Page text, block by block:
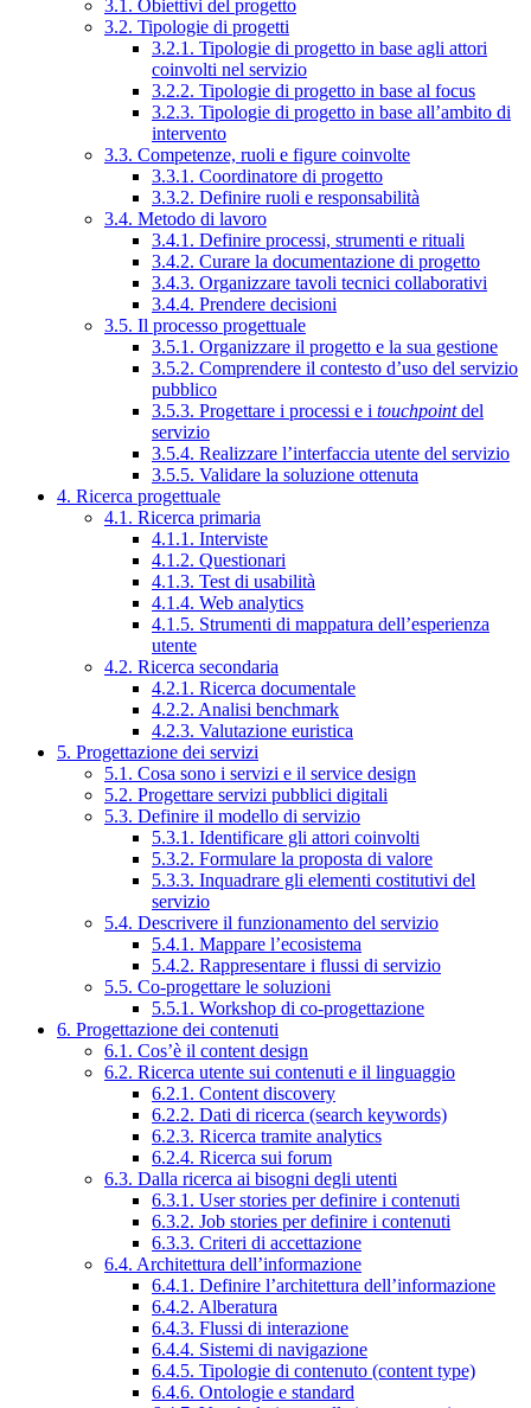
3.1. Obiettivi del progetto
3.2. Tipologie di progetti
3.2.1. Tipologie di progetto in base agli attori
coinvolti nel servizio
3.2.2. Tipologie di progetto in base al focus
3.2.3. Tipologie di progetto in base all’ambito di
intervento
3.3. Competenze, ruoli e figure coinvolte
3.3.1. Coordinatore di progetto
3.3.2. Definire ruoli e responsabilità
3.4. Metodo di lavoro
3.4.1. Definire processi, strumenti e rituali
3.4.2. Curare la documentazione di progetto
3.4.3. Organizzare tavoli tecnici collaborativi
3.4.4. Prendere decisioni
3.5. Il processo progettuale
3.5.1. Organizzare il progetto e la sua gestione
3.5.2. Comprendere il contesto d’uso del servizio
pubblico
3.5.3. Progettare i processi e i touchpointdel
servizio
3.5.4. Realizzare l’interfaccia utente del servizio
3.5.5. Validare la soluzione ottenuta
4. Ricerca progettuale
4.1. Ricerca primaria
4.1.1. Interviste
4.1.2. Questionari
4.1.3. Test di usabilità
4.1.4. Web analytics
4.1.5. Strumenti di mappatura dell’esperienza
utente
4.2. Ricerca secondaria
4.2.1. Ricerca documentale
4.2.2. Analisi benchmark
4.2.3. Valutazione euristica
5. Progettazione dei servizi
5.1. Cosa sono i servizi e il service design
5.2. Progettare servizi pubblici digitali
5.3. Definire il modello di servizio
5.3.1. Identificare gli attori coinvolti
5.3.2. Formulare la proposta di valore
5.3.3. Inquadrare gli elementi costitutivi del
servizio
5.4. Descrivere il funzionamento del servizio
5.4.1. Mappare l’ecosistema
5.4.2. Rappresentare i flussi di servizio
5.5. Co-progettare le soluzioni
5.5.1. Workshop di co-progettazione
6. Progettazione dei contenuti
6.1. Cos’è il content design
6.2. Ricerca utente sui contenuti e il linguaggio
6.2.1. Content discovery
6.2.2. Dati di ricerca (search keywords)
6.2.3. Ricerca tramite analytics
6.2.4. Ricerca sui forum
6.3. Dalla ricerca ai bisogni degli utenti
6.3.1. User stories per definire i contenuti
6.3.2. Job stories per definire i contenuti
6.3.3. Criteri di accettazione
6.4. Architettura dell’informazione
6.4.1. Definire l’architettura dell’informazione
6.4.2. Alberatura
6.4.3. Flussi di interazione
6.4.4. Sistemi di navigazione
6.4.5. Tipologie di contenuto (content type)
6.4.6. Ontologie e standard